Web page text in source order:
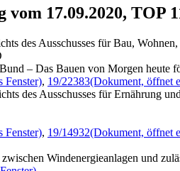
vom 17.09.2020,
des Ausschusses für Bau,
– Das Bauen von Morgen heute
Fenster), 19/22383(Dokument, öffnet
des Ausschusses für Ernährung
Fenster), 19/14932(Dokument, öffnet
Windenergieanlagen und